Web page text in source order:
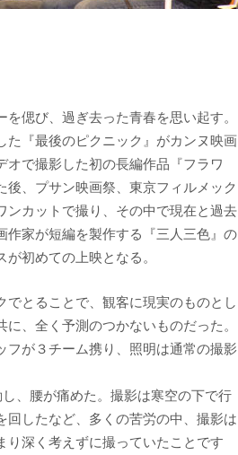
偲び、過ぎ去った青春を思い起す。
『最後のピクニック』がカンヌ映画
で撮影した初の長編作品『フラワ
、プサン映画祭、東京フィルメック
ンカットで撮り、その中で現在と過去
家が短編を製作する『三人三色』の
初めての上映となる。
とることで、観客に現実のものとし
、全く予測のつかないものだった。
が３チーム携り、照明は通常の撮影
、腰が痛めた。撮影は寒空の下で行
したなど、多くの苦労の中、撮影は
深く考えずに撮っていたことです